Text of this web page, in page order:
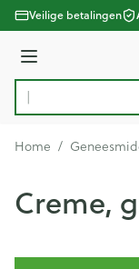
Ga naar de inhoud
Veilige betalingen
Menu
Product, merk,
Home /
Creme,